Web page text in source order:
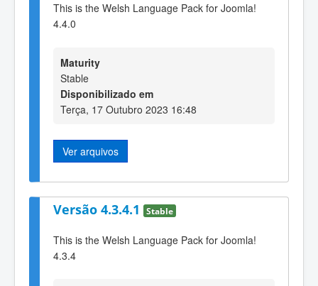
This is the Welsh Language Pack for Joomla!
4.4.0
Maturity
Stable
Disponibilizado em
Terça, 17 Outubro 2023 16:48
Ver arquivos
Versão 4.3.4.1 Stable
This is the Welsh Language Pack for Joomla!
4.3.4